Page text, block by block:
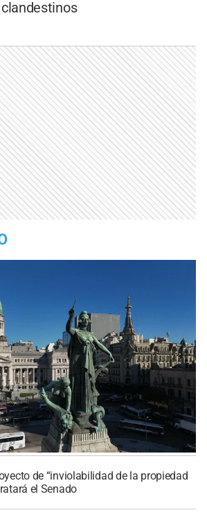
clandestinos
de “inviolabilidad de la propiedad
el Senado